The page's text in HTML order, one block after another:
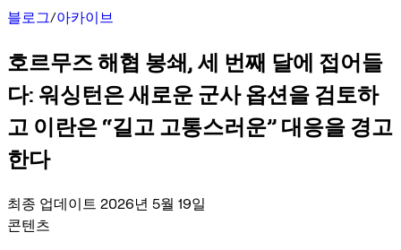
블로그/아카이브
호르무즈 해협 봉쇄, 세 번째 달에 접어들
다: 워싱턴은 새로운 군사 옵션을 검토하
고 이란은 “길고 고통스러운” 대응을 경고
한다
최종 업데이트 2026년 5월 19일
콘텐츠